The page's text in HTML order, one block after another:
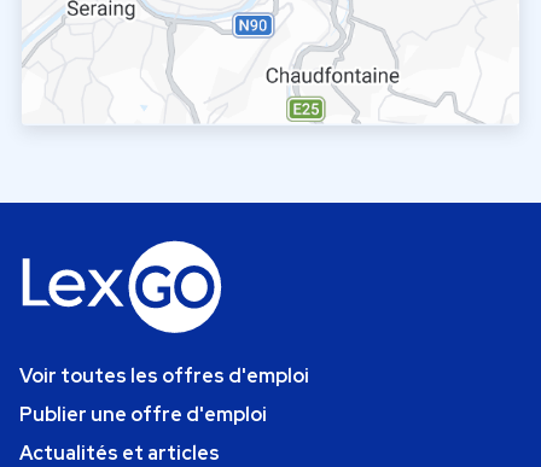
Voir toutes les offres d'emploi
Publier une offre d'emploi
Actualités et articles